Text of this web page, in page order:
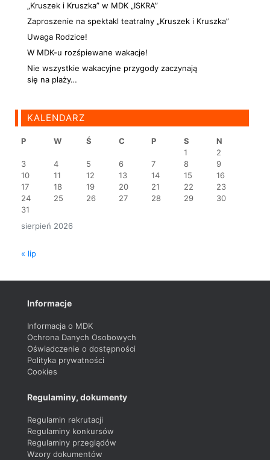
„Kruszek i Kruszka” w MDK „ISKRA”
Zaproszenie na spektakl teatralny „Kruszek i Kruszka”
Uwaga Rodzice!
W MDK-u rozśpiewane wakacje!
Nie wszystkie wakacyjne przygody zaczynają
się na plaży…
KALENDARZ
sierpień 2026
P W Ś C P S
N
1
2
3
4 5 6 7 8
9
10
11 12 13 14 15
16
17
18 19 20 21 22
23
24
25 26 27 28 29
30
31
« lip
Informacje
Informacja o MDK
Ochrona Danych Osobowych
Oświadczenie o dostępności
Polityka prywatności
Cookies
Regulaminy, dokumenty
Regulamin rekrutacji
Regulaminy konkursów
Regulaminy przeglądów
Wzory dokumentów